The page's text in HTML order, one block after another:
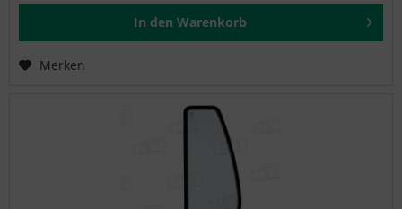
In den Warenkorb
Merken